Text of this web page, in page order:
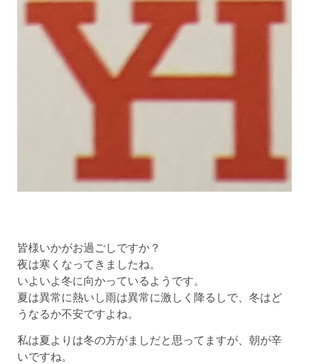
皆様いかがお過ごしですか？
夜は寒くなってきましたね。
いよいよ冬に向かっているようです。
夏は異常に熱いし雨は異常に激しく降るしで、冬はど
うなるか不安ですよね。
私は夏よりは冬の方がましだと思ってますが、朝が辛
いですね。